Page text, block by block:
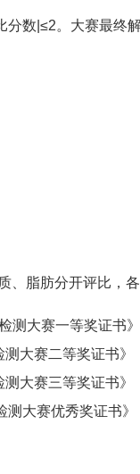
分数|≤2。大赛最终
、脂肪分开评比，
测大赛一等奖证书》
大赛二等奖证书》
大赛三等奖证书》
大赛优秀奖证书》